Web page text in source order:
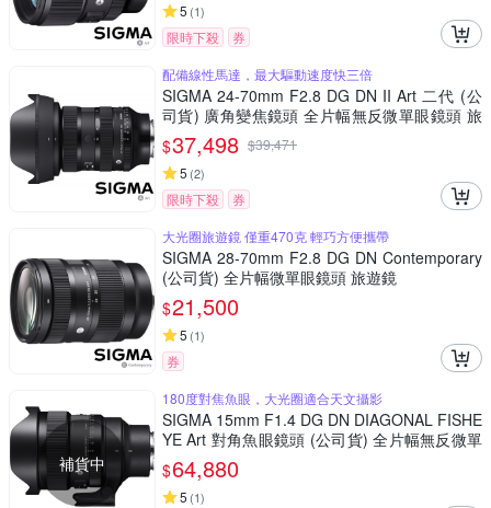
5 (1)
限時下殺
券
配備線性馬達，最大驅動速度快三倍
SIGMA 24-70mm F2.8 DG DN II Art 二代 (公
司貨) 廣角變焦鏡頭 全片幅無反微單眼鏡頭 旅
遊鏡 大三元
$37,498 $39,471
5 (2)
限時下殺
券
大光圈旅遊鏡 僅重470克 輕巧方便攜帶
SIGMA 28-70mm F2.8 DG DN Contemporary
(公司貨) 全片幅微單眼鏡頭 旅遊鏡
$21,500
5 (1)
券
補貨中
180度對焦魚眼，大光圈適合天文攝影
SIGMA 15mm F1.4 DG DN DIAGONAL FISHE
YE Art 對角魚眼鏡頭 (公司貨) 全片幅無反微單
眼鏡頭 適合拍攝星空、銀河、螢火蟲
$64,880
5 (1)